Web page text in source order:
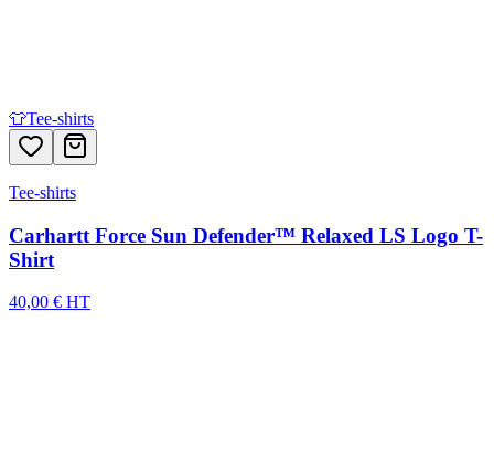
👕Tee-shirts
Tee-shirts
Carhartt Force Sun Defender™ Relaxed LS Logo T-
Shirt
40,00 € HT